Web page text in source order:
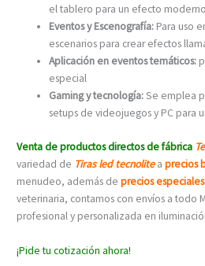
el tablero para un efecto
Eventos y Escenografía: Para uso
escenarios para crear efectos
Aplicación en eventos temáticos:
especial
Gaming y tecnología:Se emplea
setups de videojuegos y PC para
Venta de productos directos de fábrica
variedad de Tiras led tecnolite aprecios
menudeo, además de precios especiales
veterinaria, contamos con envíos a todo
profesional y personalizada en
¡Pide tu cotización ahora!